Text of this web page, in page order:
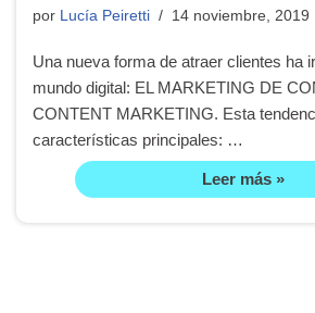
por Lucía Peiretti 14 noviembre, 2019
Una nueva forma de atraer clientes ha
mundo digital: EL MARKETING DE
CONTENT MARKETING. Esta
características principales: …
Leer más »